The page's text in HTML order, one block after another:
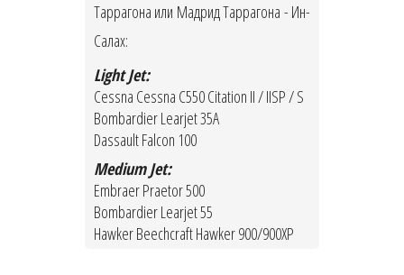
Таррагона или Мадрид Таррагона - Ин-
Салах:
Light Jet:
Cessna Cessna C550 Citation II / IISP / S
Bombardier Learjet 35A
Dassault Falcon 100
Medium Jet:
Embraer Praetor 500
Bombardier Learjet 55
Hawker Beechcraft Hawker 900/900XP